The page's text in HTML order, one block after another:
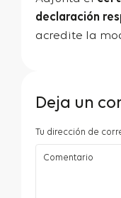
declaración
acredite la
Deja un
Tu dirección de